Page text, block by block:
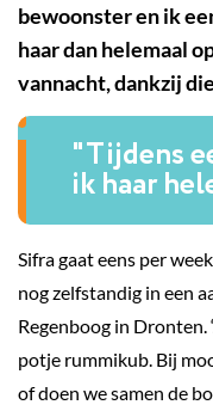
bewoonster en ik
haar dan helemaal
vannacht, dankzij
"Tijdens
ik haar
Sifra gaat eens per
nog zelfstandig in een
Regenboog in Dronten.
potje rummikub. Bij
of doen we samen de